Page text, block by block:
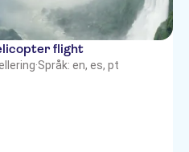
flight
·Språk: en, es, pt